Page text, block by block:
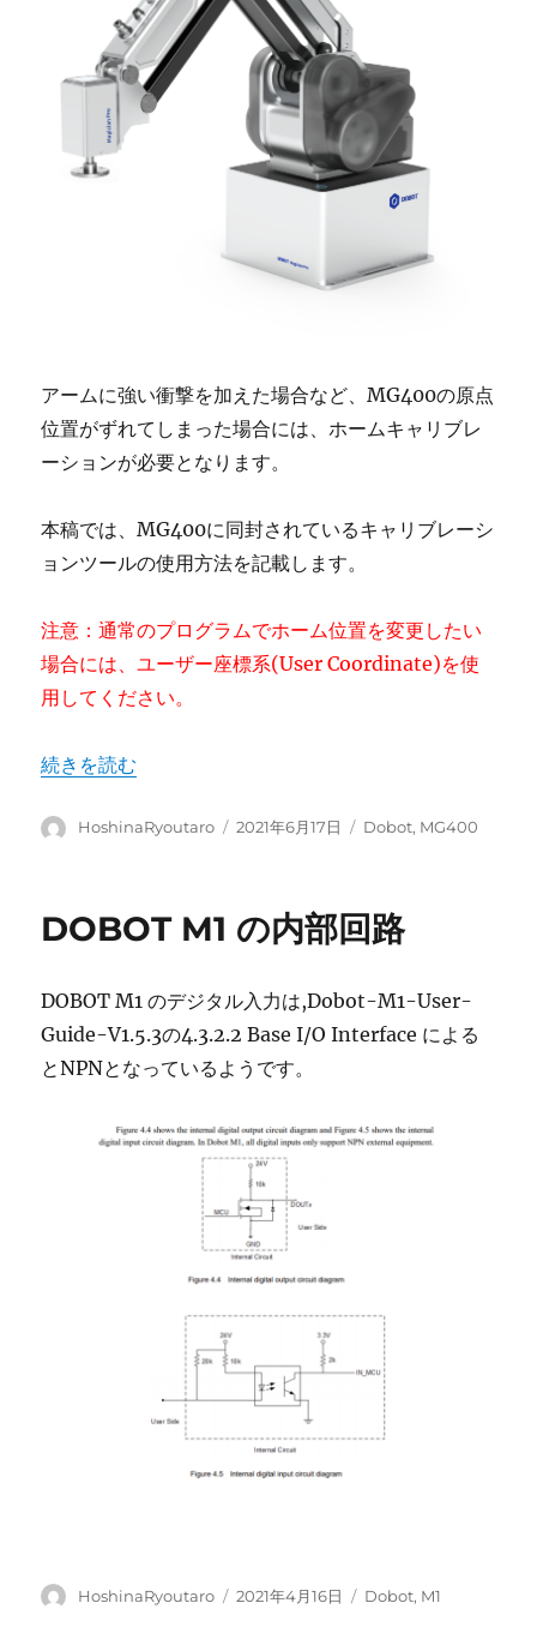
アームに強い衝撃を加えた場合など、MG400の原点
位置がずれてしまった場合には、ホームキャリブレ
ーションが必要となります。
本稿では、MG400に同封されているキャリブレーシ
ョンツールの使用方法を記載します。
注意：通常のプログラムでホーム位置を変更したい
場合には、ユーザー座標系(User Coordinate)を使
用してください。
“MG400 ― キャリブレーション方法” の
続きを読む
投
HoshinaRyoutaro
投
2021年6月17日
カ
ー
Dobot, MG400
DOBOT M1 の内部回路
DOBOT M1 のデジタル入力は,Dobot-M1-User-
Guide-V1.5.3の4.3.2.2 Base I/O Interface による
とNPNとなっているようです。
投
HoshinaRyoutaro
投
2021年4月16日
カ
Dobot, M1